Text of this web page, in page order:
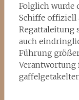
Folglich wurde
Schiffe offiziell
Regattaleitung
auch
Führung
Verantwortung